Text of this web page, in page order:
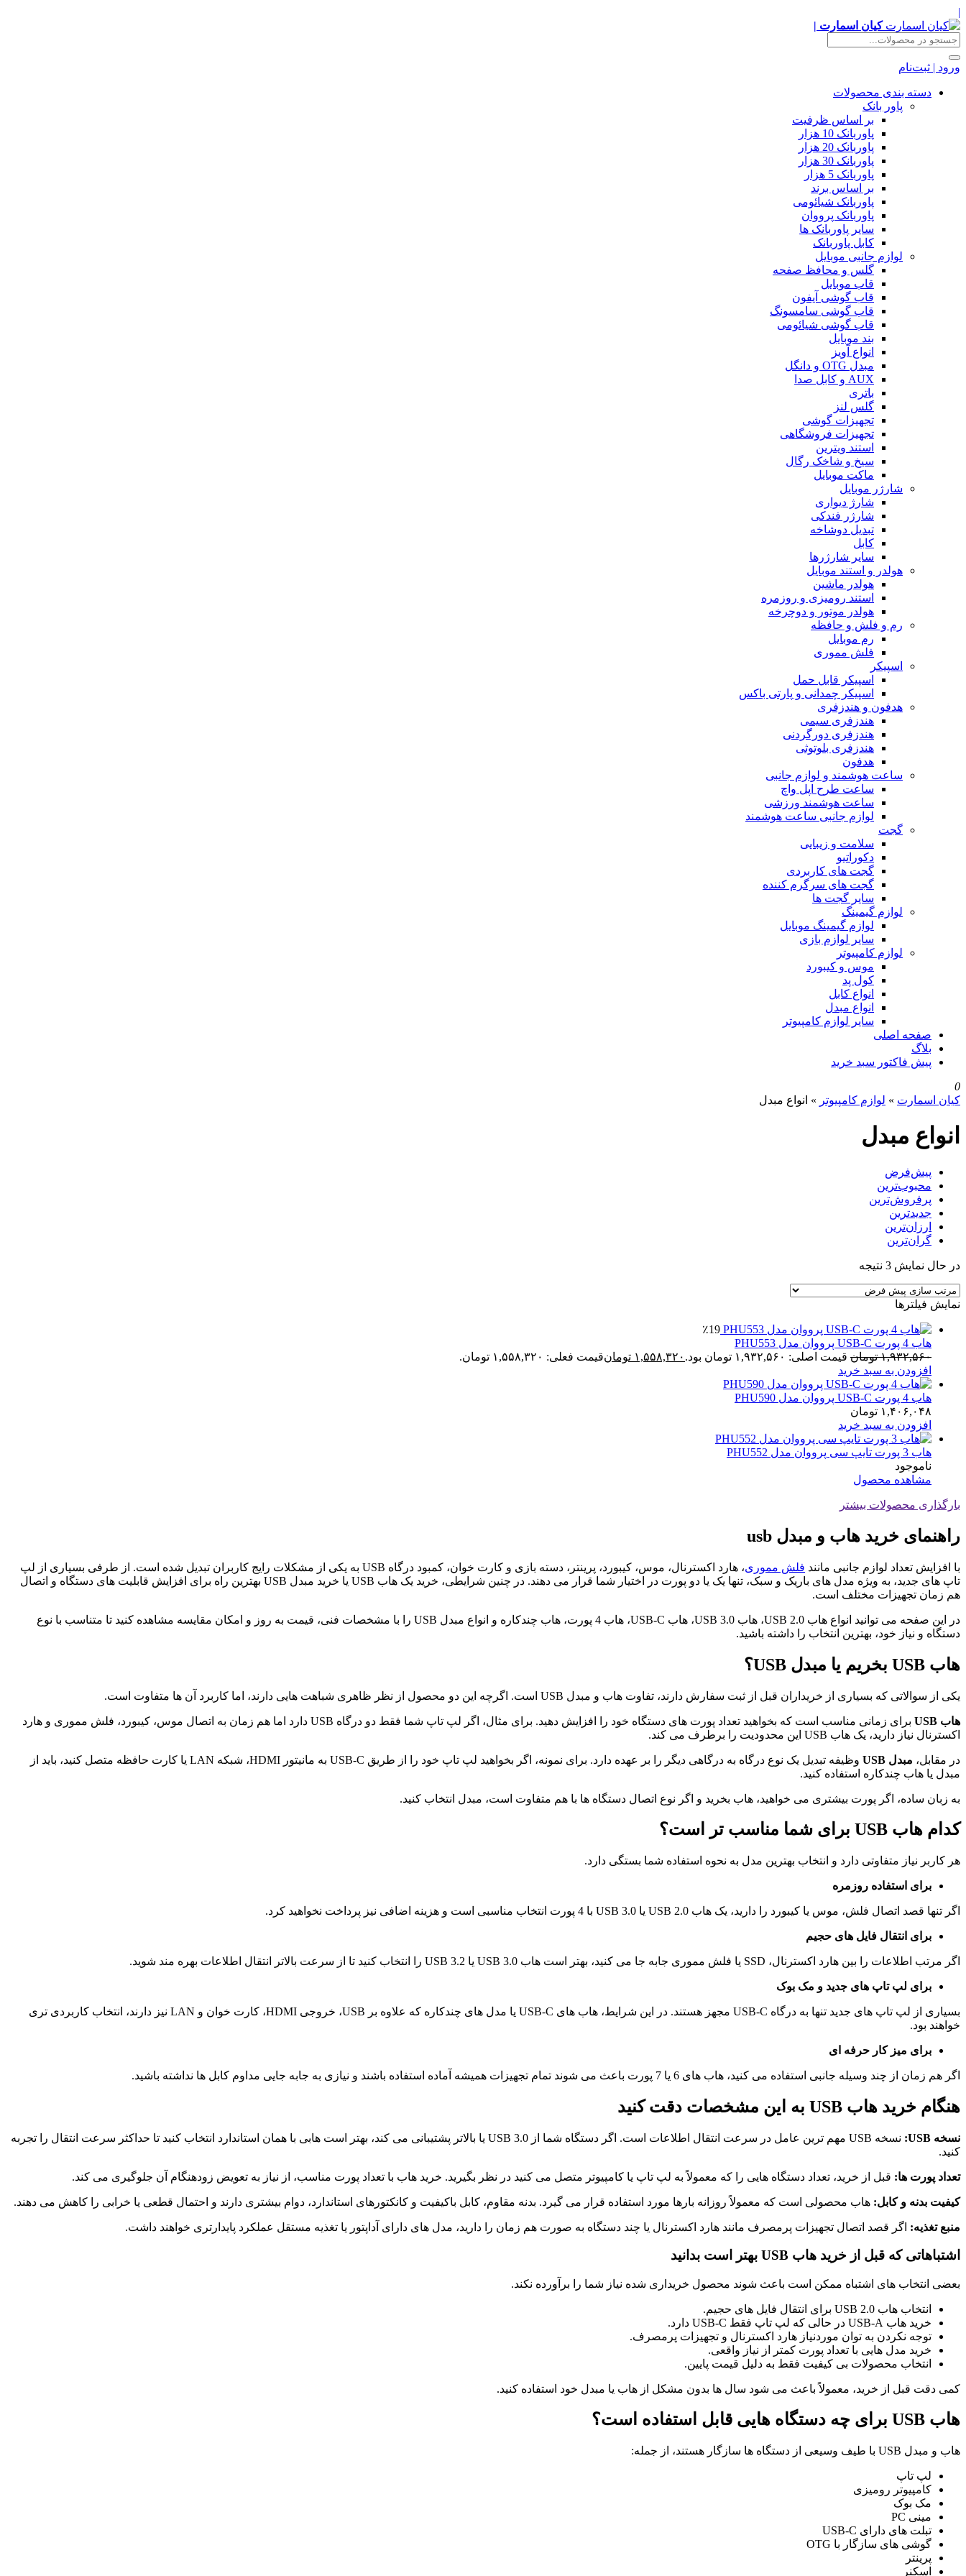
|
کیان اسمارت |
ورود | ثبت‌نام
دسته بندی محصولات
پاور بانک
بر اساس ظرفیت
پاوربانک 10 هزار
پاوربانک 20 هزار
پاوربانک 30 هزار
پاوربانک 5 هزار
بر اساس برند
پاوربانک شیائومی
پاوربانک پرووان
سایر پاوربانک ها
کابل پاوربانک
لوازم جانبی موبایل
گلس و محافظ صفحه
قاب موبایل
قاب گوشی آیفون
قاب گوشی سامسونگ
قاب گوشی شیائومی
بند موبایل
انواع آویز
مبدل OTG و دانگل
AUX و کابل صدا
باتری
گلس لنز
تجهیزات گوشی
تجهیزات فروشگاهی
استند ویترین
سیخ و شاخک رگال
ماکت موبایل
شارژر موبایل
شارژ دیواری
شارژر فندکی
تبدیل دوشاخه
کابل
سایر شارژرها
هولدر و استند موبایل
هولدر ماشین
استند رومیزی و روزمره
هولدر موتور و دوچرخه
رم و فلش و حافظه
رم موبایل
فلش مموری
اسپیکر
اسپیکر قابل حمل
اسپیکر چمدانی و پارتی باکس
هدفون و هندزفری
هندزفری سیمی
هندزفری دورگردنی
هندزفری بلوتوثی
هدفون
ساعت هوشمند و لوازم جانبی
ساعت طرح اپل واچ
ساعت هوشمند ورزشی
لوازم جانبی ساعت هوشمند
گجت
سلامت و زیبایی
دکوراتیو
گجت های کاربردی
گجت های سرگرم کننده
سایر گجت ها
لوازم گیمینگ
لوازم گیمینگ موبایل
سایر لوازم بازی
لوازم کامپیوتر
موس و کیبورد
کول پد
انواع کابل
انواع مبدل
سایر لوازم کامپیوتر
صفحه اصلی
بلاگ
پیش فاکتور سبد خرید
0
کیان اسمارت » لوازم کامپیوتر » انواع مبدل
انواع مبدل
پیش‌فرض
محبوب‌ترین
پرفروش‌ترین
جدیدترین
ارزان‌ترین
گران‌ترین
در حال نمایش 3 نتیجه
نمایش فیلترها
٪19
هاب 4 پورت USB-C پرووان مدل PHU553
۱,۹۳۲,۵۶۰ تومان قیمت اصلی: ۱,۹۳۲,۵۶۰ تومان بود. ۱,۵۵۸,۳۲۰ تومانقیمت فعلی: ۱,۵۵۸,۳۲۰ تومان.
افزودن به سبد خرید
هاب 4 پورت USB-C پرووان مدل PHU590
۱,۴۰۶,۰۴۸ تومان
افزودن به سبد خرید
هاب 3 پورت تایپ سی پرووان مدل PHU552
ناموجود
مشاهده محصول
بارگذاری محصولات بیشتر
راهنمای خرید هاب و مبدل usb
با افزایش تعداد لوازم جانبی مانند فلش مموری
، هارد اکسترنال، موس، کیبورد، پرینتر، دسته بازی و کارت خوان، کمبود درگاه USB به یکی از مشکلات رایج کاربران تبدیل شده است. از طرفی بسیاری از لپ
تاپ های جدید، به ویژه مدل های باریک و سبک، تنها یک یا دو پورت در اختیار شما قرار می دهند. در چنین شرایطی، خرید یک هاب USB یا خرید مبدل USB بهترین راه برای افزایش قابلیت های دستگاه و اتصال
هم زمان تجهیزات مختلف است.
در این صفحه می توانید انواع هاب USB 2.0، هاب USB 3.0، هاب USB-C، هاب 4 پورت، هاب چندکاره و انواع مبدل USB را با مشخصات فنی، قیمت به روز و امکان مقایسه مشاهده کنید تا متناسب با نوع
دستگاه و نیاز خود، بهترین انتخاب را داشته باشید.
هاب USB بخریم یا مبدل USB؟
یکی از سوالاتی که بسیاری از خریداران قبل از ثبت سفارش دارند، تفاوت هاب و مبدل USB است. اگرچه این دو محصول از نظر ظاهری شباهت هایی دارند، اما کاربرد آن ها متفاوت است.
هاب USB
برای زمانی مناسب است که بخواهید تعداد پورت های دستگاه خود را افزایش دهید. برای مثال، اگر لپ تاپ شما فقط دو درگاه USB دارد اما هم زمان به اتصال موس، کیبورد، فلش مموری و هارد
اکسترنال نیاز دارید، یک هاب USB این محدودیت را برطرف می کند.
در مقابل، مبدل USB
وظیفه تبدیل یک نوع درگاه به درگاهی دیگر را بر عهده دارد. برای نمونه، اگر بخواهید لپ تاپ خود را از طریق USB-C به مانیتور HDMI، شبکه LAN یا کارت حافظه متصل کنید، باید از
مبدل یا هاب چندکاره استفاده کنید.
به زبان ساده، اگر پورت بیشتری می خواهید، هاب بخرید و اگر نوع اتصال دستگاه ها با هم متفاوت است، مبدل انتخاب کنید.
کدام هاب USB برای شما مناسب تر است؟
هر کاربر نیاز متفاوتی دارد و انتخاب بهترین مدل به نحوه استفاده شما بستگی دارد.
برای استفاده روزمره
اگر تنها قصد اتصال فلش، موس یا کیبورد را دارید، یک هاب USB 2.0 یا USB 3.0 با 4 پورت انتخاب مناسبی است و هزینه اضافی نیز پرداخت نخواهید کرد.
برای انتقال فایل های حجیم
اگر مرتب اطلاعات را بین هارد اکسترنال، SSD یا فلش مموری جابه جا می کنید، بهتر است هاب USB 3.0 یا USB 3.2 را انتخاب کنید تا از سرعت بالاتر انتقال اطلاعات بهره مند شوید.
برای لپ تاپ های جدید و مک بوک
بسیاری از لپ تاپ های جدید تنها به درگاه USB-C مجهز هستند. در این شرایط، هاب های USB-C یا مدل های چندکاره که علاوه بر USB، خروجی HDMI، کارت خوان و LAN نیز دارند، انتخاب کاربردی تری
خواهند بود.
برای میز کار حرفه ای
اگر هم زمان از چند وسیله جانبی استفاده می کنید، هاب های 6 یا 7 پورت باعث می شوند تمام تجهیزات همیشه آماده استفاده باشند و نیازی به جابه جایی مداوم کابل ها نداشته باشید.
هنگام خرید هاب USB به این مشخصات دقت کنید
نسخه USB:
نسخه USB مهم ترین عامل در سرعت انتقال اطلاعات است. اگر دستگاه شما از USB 3.0 یا بالاتر پشتیبانی می کند، بهتر است هابی با همان استاندارد انتخاب کنید تا حداکثر سرعت انتقال را تجربه
کنید.
تعداد پورت ها: قبل از خرید، تعداد دستگاه هایی را که معمولاً به لپ تاپ یا کامپیوتر متصل می کنید در نظر بگیرید. خرید هاب با تعداد پورت مناسب، از نیاز به تعویض زودهنگام آن جلوگیری می کند.
کیفیت بدنه و کابل: هاب محصولی است که معمولاً روزانه بارها مورد استفاده قرار می گیرد. بدنه مقاوم، کابل باکیفیت و کانکتورهای استاندارد، دوام بیشتری دارند و احتمال قطعی یا خرابی را کاهش می دهند.
منبع تغذیه: اگر قصد اتصال تجهیزات پرمصرف مانند هارد اکسترنال یا چند دستگاه به صورت هم زمان را دارید، مدل های دارای آداپتور یا تغذیه مستقل عملکرد پایدارتری خواهند داشت.
اشتباهاتی که قبل از خرید هاب USB بهتر است بدانید
بعضی انتخاب های اشتباه ممکن است باعث شوند محصول خریداری شده نیاز شما را برآورده نکند.
انتخاب هاب USB 2.0 برای انتقال فایل های حجیم.
خرید هاب USB-A در حالی که لپ تاپ فقط USB-C دارد.
توجه نکردن به توان موردنیاز هارد اکسترنال و تجهیزات پرمصرف.
خرید مدل هایی با تعداد پورت کمتر از نیاز واقعی.
انتخاب محصولات بی کیفیت فقط به دلیل قیمت پایین.
کمی دقت قبل از خرید، معمولاً باعث می شود سال ها بدون مشکل از هاب یا مبدل خود استفاده کنید.
هاب USB برای چه دستگاه هایی قابل استفاده است؟
هاب و مبدل USB با طیف وسیعی از دستگاه ها سازگار هستند، از جمله:
لپ تاپ
کامپیوتر رومیزی
مک بوک
مینی PC
تبلت های دارای USB-C
گوشی های سازگار با OTG
پرینتر
اسکنر